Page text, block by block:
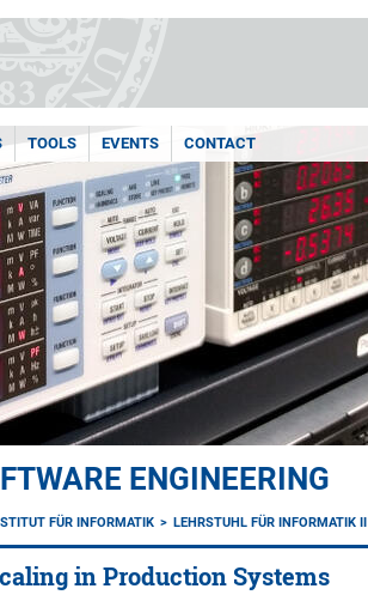
TOOLS EVENTS CONTACT
ENGINEERING
FÜR INFORMATIK LEHRSTUHL FÜR INFORMATIK II
in Production Systems